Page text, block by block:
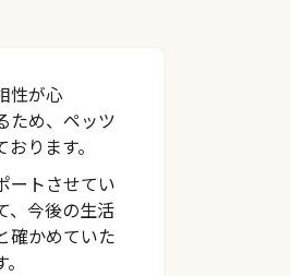
性が心
ため、ペッツ
ります。
ートさせてい
、今後の生活
確かめていた